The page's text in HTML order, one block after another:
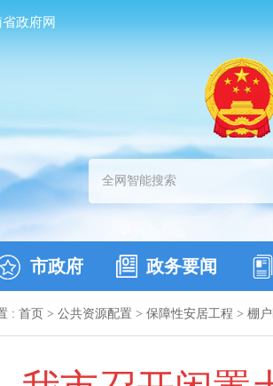
政府网
市政府 政务要闻
: 首页 > 公共资源配置 > 保障性安居工程 > 棚